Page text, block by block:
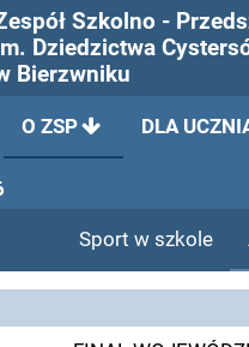
Szkolno -
Dziedzictwa
Bierzwniku
O ZSP DLA
Sport w szkole